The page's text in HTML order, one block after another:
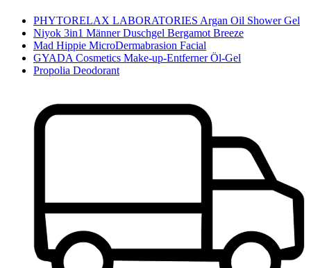
PHYTORELAX LABORATORIES Argan Oil Shower Gel
Niyok 3in1 Männer Duschgel Bergamot Breeze
Mad Hippie MicroDermabrasion Facial
GYADA Cosmetics Make-up-Entferner Öl-Gel
Propolia Deodorant